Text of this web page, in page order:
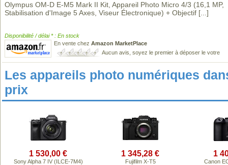
Olympus OM-D E-M5 Mark II Kit, Appareil Photo Micro 4/3 (16,1 MP,
Stabilisation d'Image 5 Axes, Viseur Électronique) + Objectif [...]
Disponibilité / délai * : En stock
En vente chez Amazon MarketPlace
Aucun avis, soyez le premier à déposer le votre
Les appareils photo numériques
prix
1 530,00 €
Sony Alpha 7 IV (ILCE-7M4)
1 345,28 €
Fujifilm X-T5
1
Canon